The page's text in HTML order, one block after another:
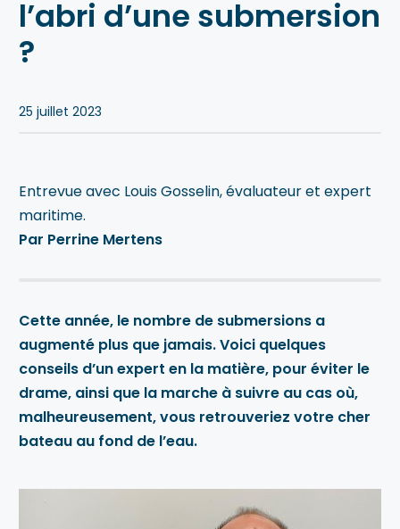
Blogue
Notre équipe
l’abri d’une submersion
?
25 juillet 2023
Entrevue avec Louis Gosselin, évaluateur et expert
maritime.
Par Perrine Mertens
Cette année, le nombre de submersions a
augmenté plus que jamais. Voici quelques
conseils d’un expert en la matière, pour éviter le
drame, ainsi que la marche à suivre au cas où,
malheureusement, vous retrouveriez votre cher
bateau au fond de l’eau.